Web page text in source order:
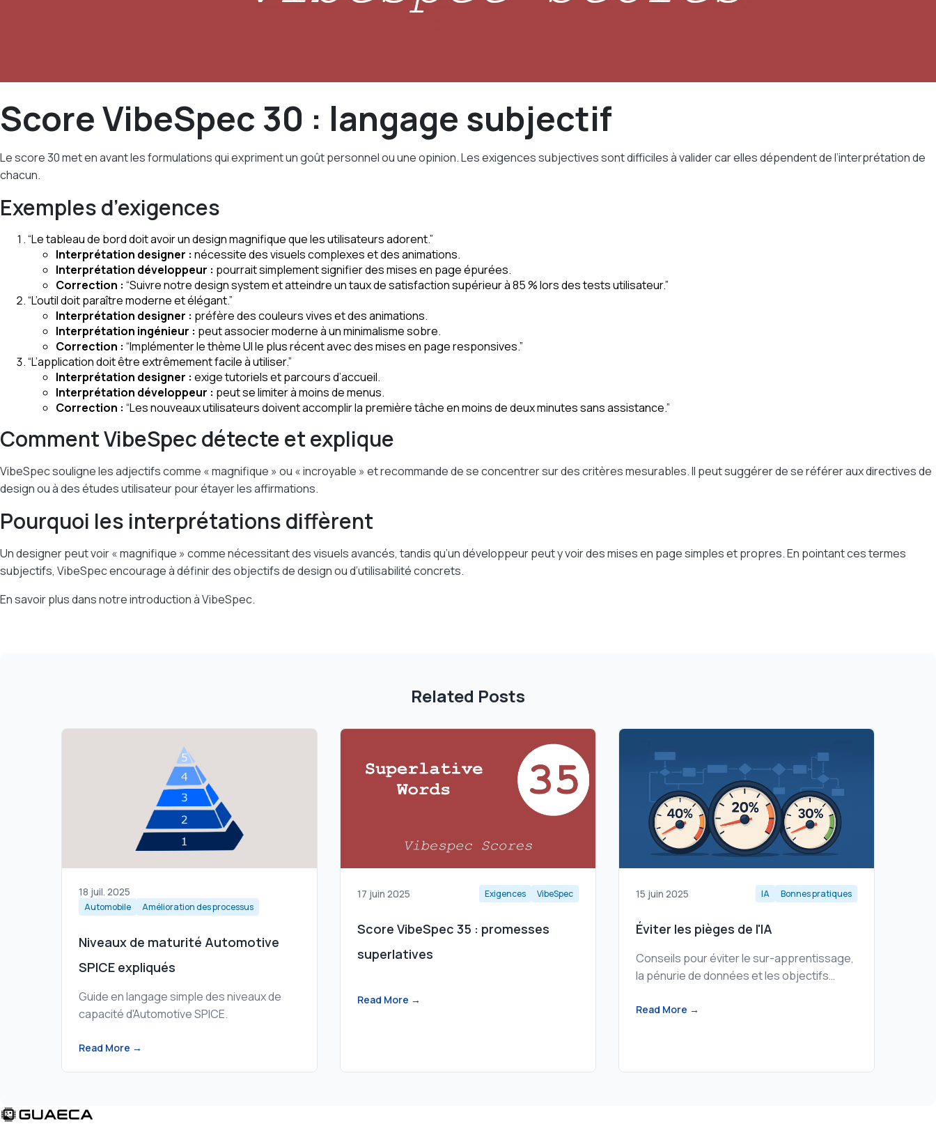
Score VibeSpec 30 : langage subjectif
Le score 30 met en avant les formulations qui expriment un goût personnel ou une opinion. Les exigences subjectives sont difficiles à valider car elles dépendent de l’interprétation de
chacun.
Exemples d’exigences
“Le tableau de bord doit avoir un design magnifique que les utilisateurs adorent.”
Interprétation designer : nécessite des visuels complexes et des animations.
Interprétation développeur : pourrait simplement signifier des mises en page épurées.
Correction : “Suivre notre design system et atteindre un taux de satisfaction supérieur à 85 % lors des tests utilisateur.”
“L’outil doit paraître moderne et élégant.”
Interprétation designer : préfère des couleurs vives et des animations.
Interprétation ingénieur : peut associer moderne à un minimalisme sobre.
Correction : “Implémenter le thème UI le plus récent avec des mises en page responsives.”
“L’application doit être extrêmement facile à utiliser.”
Interprétation designer : exige tutoriels et parcours d’accueil.
Interprétation développeur : peut se limiter à moins de menus.
Correction : “Les nouveaux utilisateurs doivent accomplir la première tâche en moins de deux minutes sans assistance.”
Comment VibeSpec détecte et explique
VibeSpec souligne les adjectifs comme « magnifique » ou « incroyable » et recommande de se concentrer sur des critères mesurables. Il peut suggérer de se référer aux directives de
design ou à des études utilisateur pour étayer les affirmations.
Pourquoi les interprétations diffèrent
Un designer peut voir « magnifique » comme nécessitant des visuels avancés, tandis qu’un développeur peut y voir des mises en page simples et propres. En pointant ces termes
subjectifs, VibeSpec encourage à définir des objectifs de design ou d’utilisabilité concrets.
En savoir plus dans notreintroduction à VibeSpec.
Related Posts
18 juil. 2025
Automobile Amélioration des processus
Niveaux de maturité Automotive
SPICE expliqués
Guide en langage simple des niveaux de
capacité d'Automotive SPICE.
Read More →
17 juin 2025 Exigences VibeSpec
Score VibeSpec 35 : promesses
superlatives
Read More →
15 juin 2025 IA Bonnes pratiques
Éviter les pièges de l'IA
Conseils pour éviter le sur-apprentissage,
la pénurie de données et les objectifs
Read More →